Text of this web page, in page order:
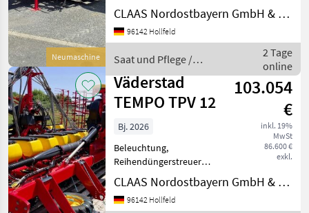
Neumaschine
Fahrwerk, Spuranreisser,
Zweischeibenschare
11359016 - Neumaschine: -
Baujahr: 2026 Technikjahr:
2026 - [70160
CLAAS Nordostbayern GmbH & Co. KG, Hollfeld
96142 Hollfeld
Saat und Pflege /
Väderstad
2 Tage
online
Väderstad
TEMPO TPV 12
103.054
€
inkl. 19%
MwSt
86.600 €
exkl.
Bj. 2026
Beleuchtung,
Reihendüngerstreuer
11377403 - Neumaschine: -
Väderstad Tempo TPV 12 -
Baujahr: 2026 Technikjahr:
CLAAS Nordostbayern GmbH & Co. KG, Hollfeld
96142 Hollfeld